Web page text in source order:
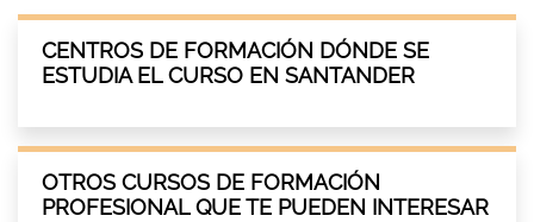
CENTROS DE FORMACIÓN DÓNDE SE
ESTUDIA EL CURSO EN SANTANDER
OTROS CURSOS DE FORMACIÓN
PROFESIONAL QUE TE PUEDEN INTERESAR